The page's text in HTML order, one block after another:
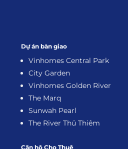
Dự án bàn giao
Vinhomes Central Park
City Garden
Vinhomes Golden River
The Marq
Sunwah Pearl
The River Thủ Thiêm
Căn hộ Cho Thuê